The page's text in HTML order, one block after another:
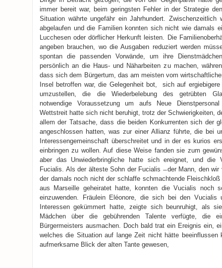
immer bereit war, beim geringsten Fehler in der Strategie
Situation währte ungefähr ein Jahrhundert.
abgelaufen und die Familien konnten sich nicht wie damals
Lucchesen oder dörflicher Herkunft leisten. Die
angeben brauchen, wo die Ausgaben reduziert werden
spontan die passenden Vorwände, um ihre
persönlich an die Haus- und Näharbeiten zu machen,
dass sich dem Bürgertum, das am meisten vom
Insel betroffen war, die Gelegenheit bot, sich auf
umzustellen, die die Wiederbelebung des getrübten
notwendige Voraussetzung um aufs Neue
Wettstreit hatte sich nicht beruhigt, trotz der Schwierigkeiten,
allem der Tatsache, dass die beiden Konkurrenten sich der
angeschlossen hatten, was zur einer Allianz führte, die bei
Interessengemeinschaft überschreitet und in der es kurios
einbringen zu wollen. Auf diese Weise fanden sie zum
aber das Unwiederbringliche hatte sich ereignet, und die
Fucialis. Als der älteste Sohn der Fucialis ̶ der Mann, den wir
der damals noch nicht der schlaffe schmachtende
aus Marseille geheiratet hatte, konnten die Vucialis noch
einzuwenden. Fräulein Eléonore, die sich bei den Vucialis
Interessen gekümmert hatte, zeigte sich beunruhigt, als
Mädchen über die gebührenden Talente verfügte, die
Bürgermeisters ausmachen. Doch bald trat ein Ereignis ein,
welches die Situation auf lange Zeit nicht hätte beeinflussen
aufmerksame Blick der alten Tante gewesen,